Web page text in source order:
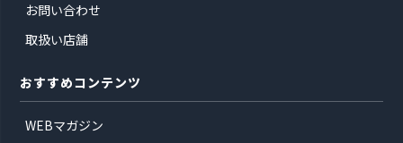
お問い合わせ
取扱い店舗
おすすめコンテンツ
WEBマガジン